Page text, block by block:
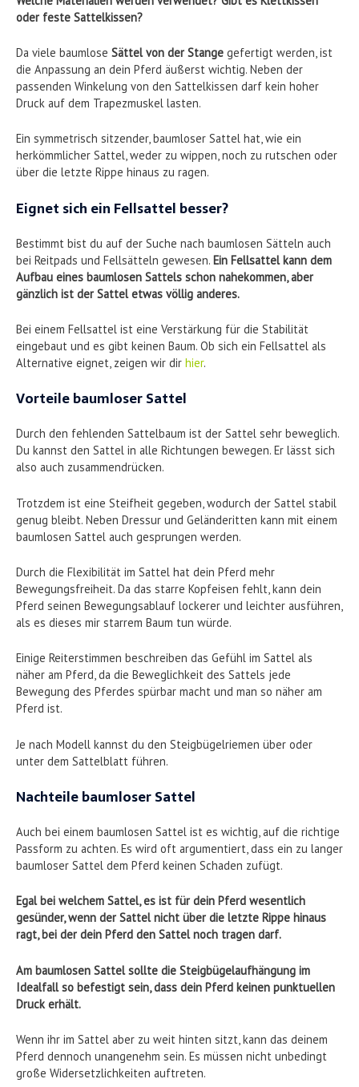
oder feste Sattelkissen?
Da viele baumlose Sättel von der Stange gefertigt werden, ist
die Anpassung an dein Pferd äußerst wichtig. Neben der
passenden Winkelung von den Sattelkissen darf kein hoher
Druck auf dem Trapezmuskel lasten.
Ein symmetrisch sitzender, baumloser Sattel hat, wie ein
herkömmlicher Sattel, weder zu wippen, noch zu rutschen oder
über die letzte Rippe hinaus zu ragen.
Eignet sich ein Fellsattel besser?
Bestimmt bist du auf der Suche nach baumlosen Sätteln auch
bei Reitpads und Fellsätteln gewesen. Ein Fellsattel kann dem
Aufbau eines baumlosen Sattels schon nahekommen, aber
gänzlich ist der Sattel etwas völlig anderes.
Bei einem Fellsattel ist eine Verstärkung für die Stabilität
eingebaut und es gibt keinen Baum. Ob sich ein Fellsattel als
Alternative eignet, zeigen wir dir hier.
Vorteile baumloser Sattel
Durch den fehlenden Sattelbaum ist der Sattel sehr beweglich.
Du kannst den Sattel in alle Richtungen bewegen. Er lässt sich
also auch zusammendrücken.
Trotzdem ist eine Steifheit gegeben, wodurch der Sattel stabil
genug bleibt. Neben Dressur und Geländeritten kann mit einem
baumlosen Sattel auch gesprungen werden.
Durch die Flexibilität im Sattel hat dein Pferd mehr
Bewegungsfreiheit. Da das starre Kopfeisen fehlt, kann dein
Pferd seinen Bewegungsablauf lockerer und leichter ausführen,
als es dieses mir starrem Baum tun würde.
Einige Reiterstimmen beschreiben das Gefühl im Sattel als
näher am Pferd, da die Beweglichkeit des Sattels jede
Bewegung des Pferdes spürbar macht und man so näher am
Pferd ist.
Je nach Modell kannst du den Steigbügelriemen über oder
unter dem Sattelblatt führen.
Nachteile baumloser Sattel
Auch bei einem baumlosen Sattel ist es wichtig, auf die richtige
Passform zu achten. Es wird oft argumentiert, dass ein zu langer
baumloser Sattel dem Pferd keinen Schaden zufügt.
Egal bei welchem Sattel, es ist für dein Pferd wesentlich
gesünder, wenn der Sattel nicht über die letzte Rippe hinaus
ragt, bei der dein Pferd den Sattel noch tragen darf.
Am baumlosen Sattel sollte die Steigbügelaufhängung im
Idealfall so befestigt sein, dass dein Pferd keinen punktuellen
Druck erhält.
Wenn ihr im Sattel aber zu weit hinten sitzt, kann das deinem
Pferd dennoch unangenehm sein. Es müssen nicht unbedingt
große Widersetzlichkeiten auftreten.